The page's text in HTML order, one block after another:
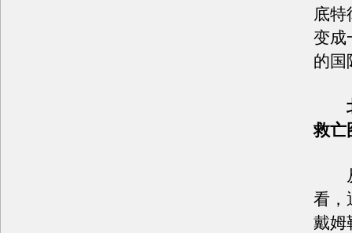
底特
变成
的国
救亡
从
看，
戴姆